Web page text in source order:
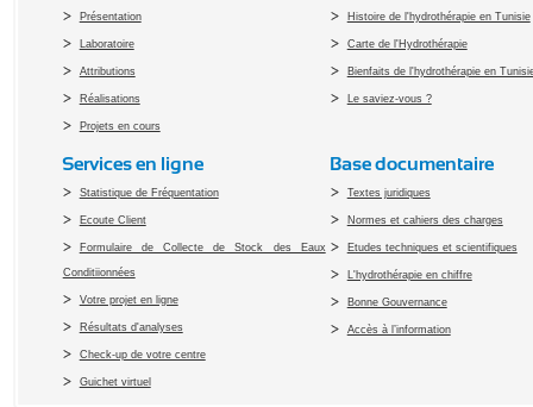
Présentation
Laboratoire
Attributions
Réalisations
Projets en cours
Histoire de l'hydrothérapie en Tunisie
Carte de l'Hydrothérapie
Bienfaits de l'hydrothérapie en
Le saviez-vous ?
Services en ligne
Statistique de Fréquentation
Ecoute Client
Formulaire de Collecte de Stock des Eaux
Conditiionnées
Votre projet en ligne
Résultats d'analyses
Check-up de votre centre
Guichet virtuel
Base documentaire
Textes juridiques
Normes et cahiers des charges
Etudes techniques et scientifiques
L'hydrothérapie en chiffre
Bonne Gouvernance
Accès à l’information